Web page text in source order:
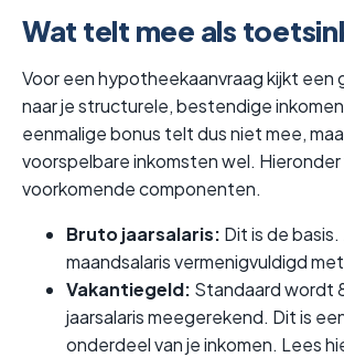
Wat telt mee als
Voor een hypotheekaanvraag kijkt een
naar je structurele, bestendige
eenmalige bonus telt dus niet mee,
voorspelbare inkomsten wel.
voorkomende componenten.
Bruto jaarsalaris: Dit is de
maandsalaris vermenigvuldigd
Vakantiegeld: Standaard wordt
jaarsalaris meegerekend. Dit is
onderdeel van je inkomen. Lees